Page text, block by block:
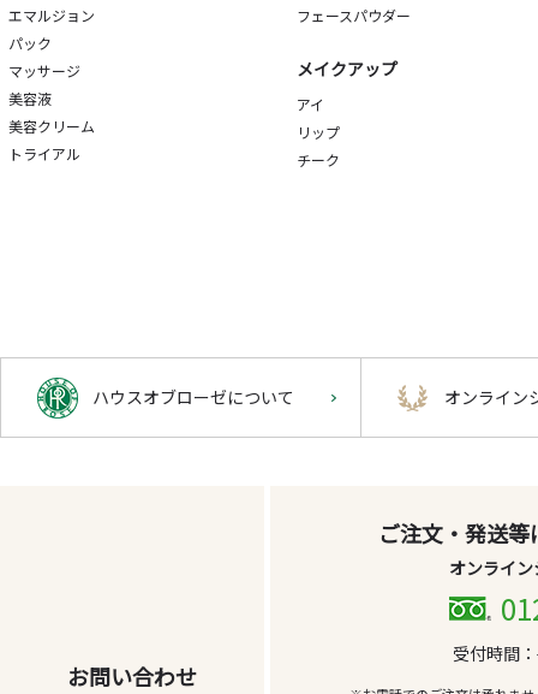
エマルジョン
パック
マッサージ
美容液
美容クリーム
トライアル
フェースパウダー
メイクアップ
アイ
リップ
チーク
ハウスオブローゼについて オンライン
お問い合わせ
ご注文・発送
オンライ
受付時間